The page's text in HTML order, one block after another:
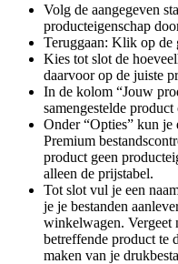
Volg de aangegeven
producteigenschap
Teruggaan: Klik op de
Kies tot slot de
daarvoor op de juiste
In de kolom “Jouw
samengestelde
Onder “Opties” kun je
Premium
product geen
alleen de prijstabel.
Tot slot vul je een
je je bestanden
winkelwagen. Vergeet
betreffende product te
maken van je